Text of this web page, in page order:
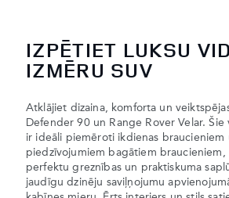
IZPĒTIET LUKSU
IZMĒRU SUV
Atklājiet dizaina, komforta un
Defender 90 un Range Rover Velar. Šie
ir ideāli piemēroti ikdienas braucieniem
piedzīvojumiem bagātiem
perfektu greznības un praktiskuma
jaudīgu dzinēju saviļņojumu